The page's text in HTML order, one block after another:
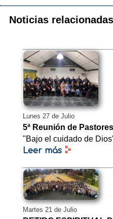
Noticias
Lunes 27 de Julio
5ª Reunión de
"Bajo el cuidado de
Leer más
Martes 21 de Julio